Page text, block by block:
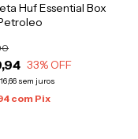
Huf Essential Box
33% OFF
sem juros
com Pix